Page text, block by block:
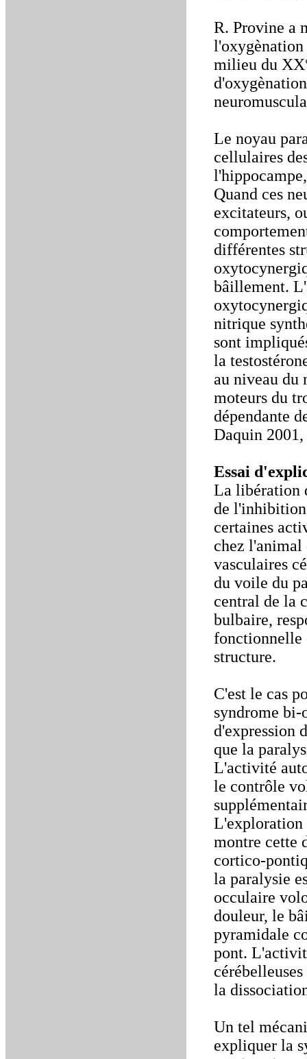
R. Provine a
milieu du
Le noyau
cellulaires
Quand ces
excitateurs,
différentes
bâillement.
nitrique
sont
la
au niveau du
moteurs du
dépendante
Daquin
Essai
La libération
de l'inhibition
certaines
chez l'animal
vasculaires
du voile du
central de la
bulbaire,
fonctionnelle
structure.
C'est le cas
syndrome bi-
d'expression
que la
L'activité
le contrôle
L'exploration
montre cette
cortico-
la paralysie
occulaire
douleur, le
pyramidale
pont.
la
Un tel
expliquer la